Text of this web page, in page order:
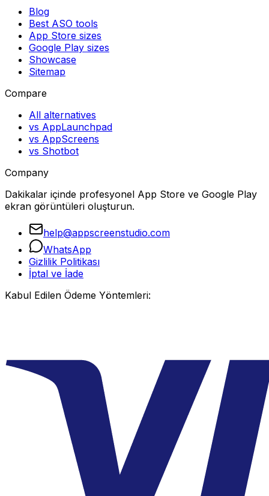
Blog
Best ASO tools
App Store sizes
Google Play sizes
Showcase
Sitemap
Compare
All alternatives
vs AppLaunchpad
vs AppScreens
vs Shotbot
Company
Dakikalar içinde profesyonel App Store ve Google Play
ekran görüntüleri oluşturun.
help@appscreenstudio.com
WhatsApp
Gizlilik Politikası
İptal ve İade
Kabul Edilen Ödeme Yöntemleri: